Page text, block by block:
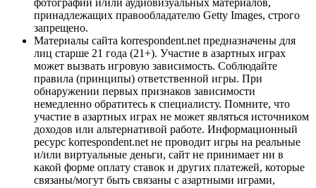
принадлежащих правообладателю Getty Images, строго
запрещено.
Материалы сайта korrespondent.net предназначены для
лиц старше 21 года (21+). Участие в азартных играх
может вызвать игровую зависимость. Соблюдайте
правила (принципы) ответственной игры. При
обнаружении первых признаков зависимости
немедленно обратитесь к специалисту. Помните, что
участие в азартных играх не может являться источником
доходов или альтернативой работе. Информационный
ресурс korrespondent.net не проводит игры на реальные
и/или виртуальные деньги, сайт не принимает ни в
какой форме оплату ставок и других платежей, которые
связаны/могут быть связаны с азартными играми,